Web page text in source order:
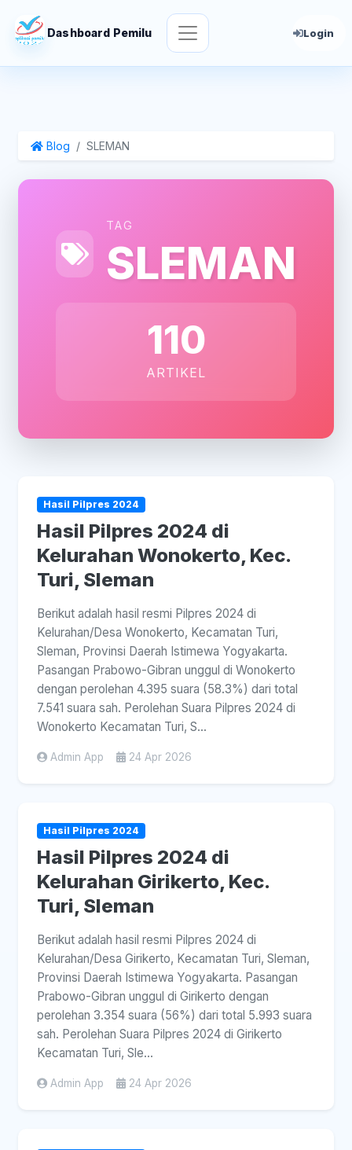
Dashboard Pemilu Login
Blog SLEMAN
TAG
SLEMAN
110
ARTIKEL
Hasil Pilpres 2024
Hasil Pilpres 2024 di
Kelurahan Wonokerto, Kec.
Turi, Sleman
Berikut adalah hasil resmi Pilpres 2024 di
Kelurahan/Desa Wonokerto, Kecamatan Turi,
Sleman, Provinsi Daerah Istimewa Yogyakarta.
Pasangan Prabowo-Gibran unggul di Wonokerto
dengan perolehan 4.395 suara (58.3%) dari total
7.541 suara sah. Perolehan Suara Pilpres 2024 di
Wonokerto Kecamatan Turi, S...
Admin App 24 Apr 2026
Hasil Pilpres 2024
Hasil Pilpres 2024 di
Kelurahan Girikerto, Kec.
Turi, Sleman
Berikut adalah hasil resmi Pilpres 2024 di
Kelurahan/Desa Girikerto, Kecamatan Turi, Sleman,
Provinsi Daerah Istimewa Yogyakarta. Pasangan
Prabowo-Gibran unggul di Girikerto dengan
perolehan 3.354 suara (56%) dari total 5.993 suara
sah. Perolehan Suara Pilpres 2024 di Girikerto
Kecamatan Turi, Sle...
Admin App 24 Apr 2026